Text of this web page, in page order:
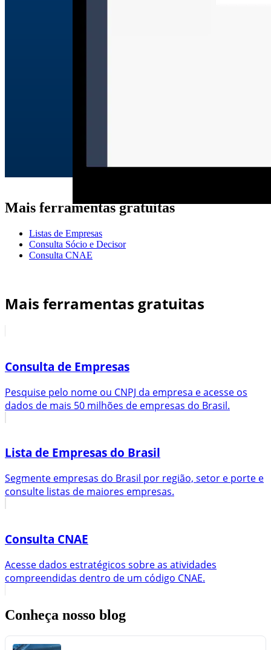
Mais ferramentas gratuitas
Listas de Empresas
Consulta Sócio e Decisor
Consulta CNAE
Mais ferramentas gratuitas
Consulta de Empresas
Pesquise pelo nome ou CNPJ da empresa e acesse os
dados de mais 50 milhões de empresas do Brasil.
Lista de Empresas do Brasil
Segmente empresas do Brasil por região, setor e porte e
consulte listas de maiores empresas.
Consulta CNAE
Acesse dados estratégicos sobre as atividades
compreendidas dentro de um código CNAE.
Conheça nosso blog